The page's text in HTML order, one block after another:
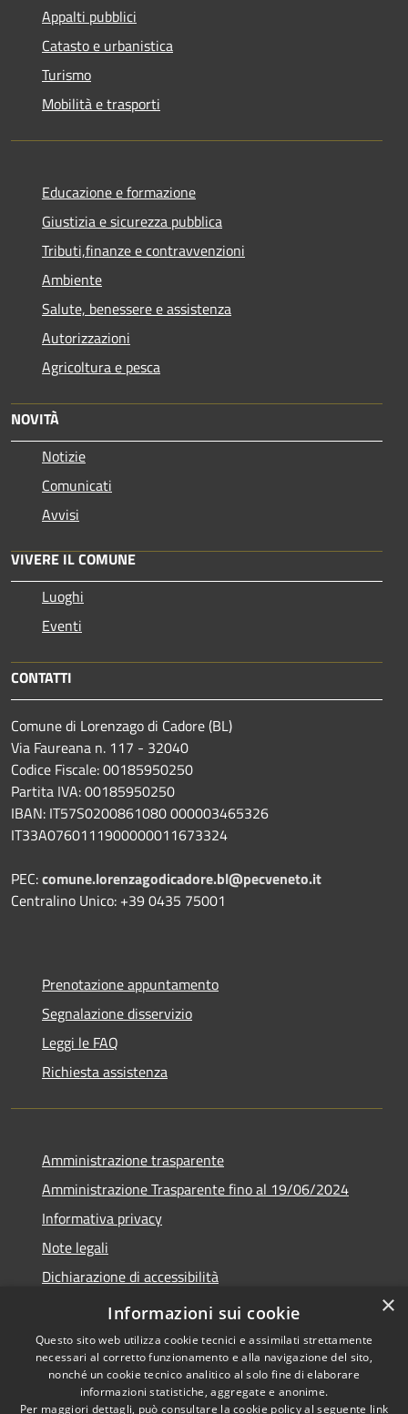
Appalti pubblici
Catasto e urbanistica
Turismo
Mobilità e trasporti
Educazione e formazione
Giustizia e sicurezza pubblica
Tributi,finanze e contravvenzioni
Ambiente
Salute, benessere e assistenza
Autorizzazioni
Agricoltura e pesca
NOVITÀ
Notizie
Comunicati
Avvisi
VIVERE IL COMUNE
Luoghi
Eventi
CONTATTI
Comune di Lorenzago di Cadore (BL)
Via Faureana n. 117 - 32040
Codice Fiscale: 00185950250
Partita IVA: 00185950250
IBAN: IT57S0200861080 000003465326
IT33A0760111900000011673324
PEC:comune.lorenzagodicadore.bl@pecveneto.it
Centralino Unico: +39 0435 75001
Prenotazione appuntamento
Segnalazione disservizio
Leggi le FAQ
Richiesta assistenza
Amministrazione trasparente
Amministrazione Trasparente fino al 19/06/2024
Informativa privacy
Note legali
Dichiarazione di accessibilità
Meccanismo di feedback
Copyright © 2026 • Comune di
×
Informazioni sui cookie
Questo sito web utilizza cookie tecnici e assimilati strettamente
necessari al corretto funzionamento e alla navigazione del sito,
nonché un cookie tecnico analitico al solo fine di elaborare
informazioni statistiche, aggregate e anonime.
Per maggiori dettagli, può consultare la cookie policy al seguente link